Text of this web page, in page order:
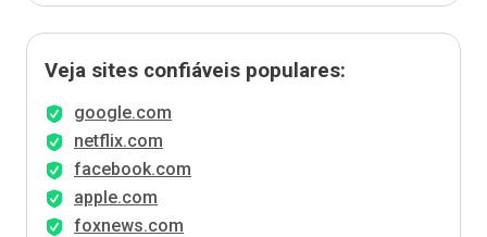
Veja sites confiáveis populares:
google.com
netflix.com
facebook.com
apple.com
foxnews.com